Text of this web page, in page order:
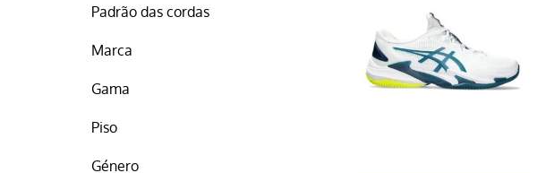
Padrão das cordas
Marca
Gama
Piso
Género